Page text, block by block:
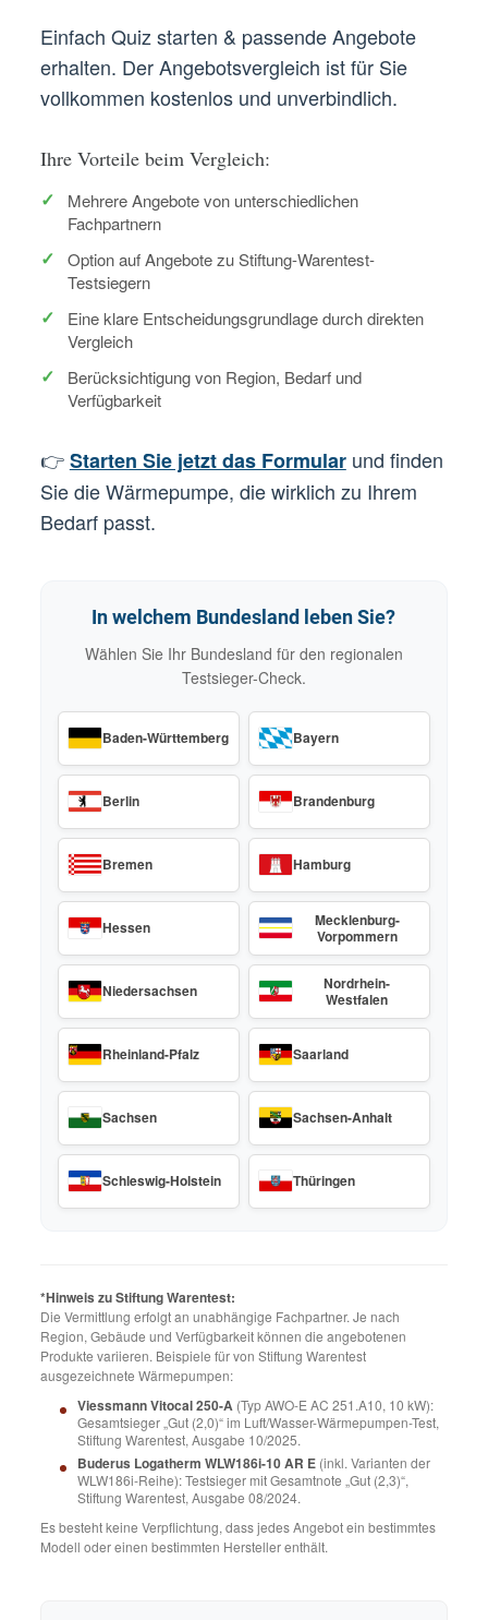
Einfach Quiz starten & passende Angebote
erhalten. Der Angebotsvergleich ist für Sie
vollkommen kostenlos und unverbindlich.
Ihre Vorteile beim Vergleich:
Mehrere Angebote von unterschiedlichen
Fachpartnern
Option auf Angebote zu Stiftung-Warentest-
Testsiegern
Eine klare Entscheidungsgrundlage durch direkten
Vergleich
Berücksichtigung von Region, Bedarf und
Verfügbarkeit
👉Starten Sie jetzt das Formularund finden
Sie die Wärmepumpe, die wirklich zu Ihrem
Bedarf passt.
In welchem Bundesland leben Sie?
Wählen Sie Ihr Bundesland für den regionalen
Testsieger-Check.
Baden-Württemberg Bayern
Berlin Brandenburg
Bremen Hamburg
Hessen
Mecklenburg-
Vorpommern
Niedersachsen
Nordrhein-
Westfalen
Rheinland-Pfalz Saarland
Sachsen Sachsen-Anhalt
Schleswig-Holstein Thüringen
*Hinweis zu Stiftung Warentest:
Die Vermittlung erfolgt an unabhängige Fachpartner. Je nach
Region, Gebäude und Verfügbarkeit können die angebotenen
Produkte variieren. Beispiele für von Stiftung Warentest
ausgezeichnete Wärmepumpen:
Viessmann Vitocal 250-A (Typ AWO-E AC 251.A10, 10 kW):
Gesamtsieger „Gut (2,0)“ im Luft/Wasser-Wärmepumpen-Test,
Stiftung Warentest, Ausgabe 10/2025.
Buderus Logatherm WLW186i-10 AR E(inkl. Varianten der
WLW186i-Reihe): Testsieger mit Gesamtnote „Gut (2,3)“,
Stiftung Warentest, Ausgabe 08/2024.
Es besteht keine Verpflichtung, dass jedes Angebot ein bestimmtes
Modell oder einen bestimmten Hersteller enthält.